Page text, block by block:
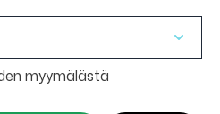
myymälästä